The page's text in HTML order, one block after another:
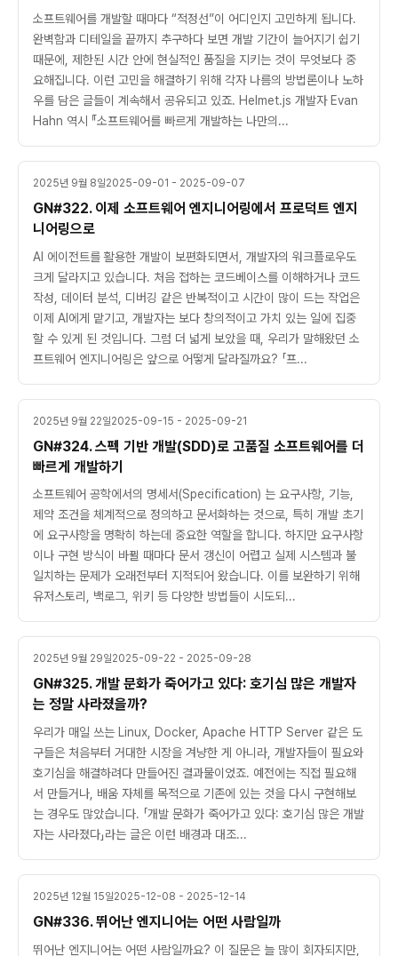
소프트웨어를 개발할 때마다 “적정선”이 어디인지 고민하게 됩니다.
완벽함과 디테일을 끝까지 추구하다 보면 개발 기간이 늘어지기 쉽기
때문에, 제한된 시간 안에 현실적인 품질을 지키는 것이 무엇보다 중
요해집니다. 이런 고민을 해결하기 위해 각자 나름의 방법론이나 노하
우를 담은 글들이 계속해서 공유되고 있죠. Helmet.js 개발자 Evan
Hahn 역시 『소프트웨어를 빠르게 개발하는 나만의...
2025년 9월 8일2025-09-01 - 2025-09-07
GN#322. 이제 소프트웨어 엔지니어링에서 프로덕트 엔지
니어링으로
AI 에이전트를 활용한 개발이 보편화되면서, 개발자의 워크플로우도
크게 달라지고 있습니다. 처음 접하는 코드베이스를 이해하거나 코드
작성, 데이터 분석, 디버깅 같은 반복적이고 시간이 많이 드는 작업은
이제 AI에게 맡기고, 개발자는 보다 창의적이고 가치 있는 일에 집중
할 수 있게 된 것입니다. 그럼 더 넓게 보았을 때, 우리가 말해왔던 소
프트웨어 엔지니어링은 앞으로 어떻게 달라질까요? 「프...
2025년 9월 22일2025-09-15 - 2025-09-21
GN#324. 스펙 기반 개발(SDD)로 고품질 소프트웨어를 더
빠르게 개발하기
소프트웨어 공학에서의 명세서(Specification) 는 요구사항, 기능,
제약 조건을 체계적으로 정의하고 문서화하는 것으로, 특히 개발 초기
에 요구사항을 명확히 하는데 중요한 역할을 합니다. 하지만 요구사항
이나 구현 방식이 바뀔 때마다 문서 갱신이 어렵고 실제 시스템과 불
일치하는 문제가 오래전부터 지적되어 왔습니다. 이를 보완하기 위해
유저스토리, 백로그, 위키 등 다양한 방법들이 시도되...
2025년 9월 29일2025-09-22 - 2025-09-28
GN#325. 개발 문화가 죽어가고 있다: 호기심 많은 개발자
는 정말 사라졌을까?
우리가 매일 쓰는 Linux, Docker, Apache HTTP Server 같은 도
구들은 처음부터 거대한 시장을 겨냥한 게 아니라, 개발자들이 필요와
호기심을 해결하려다 만들어진 결과물이었죠. 예전에는 직접 필요해
서 만들거나, 배움 자체를 목적으로 기존에 있는 것을 다시 구현해보
는 경우도 많았습니다. 「개발 문화가 죽어가고 있다: 호기심 많은 개발
자는 사라졌다」라는 글은 이런 배경과 대조...
2025년 12월 15일2025-12-08 - 2025-12-14
GN#336. 뛰어난 엔지니어는 어떤 사람일까
뛰어난 엔지니어는 어떤 사람일까요? 이 질문은 늘 많이 회자되지만,